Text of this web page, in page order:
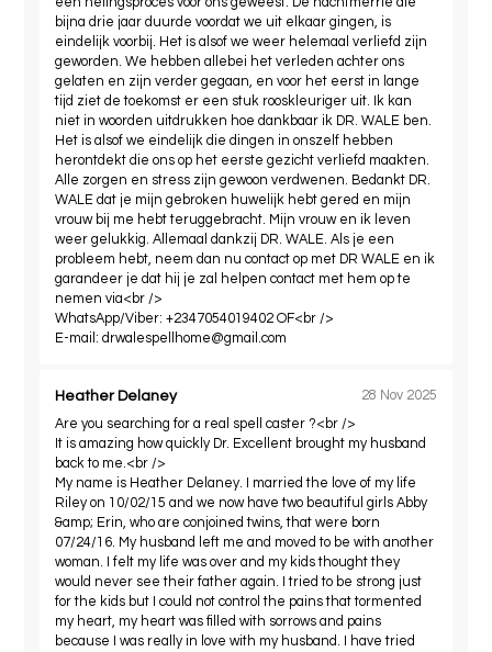
bijna drie jaar duurde voordat we uit elkaar gingen, is
eindelijk voorbij. Het is alsof we weer helemaal verliefd zijn
geworden. We hebben allebei het verleden achter ons
gelaten en zijn verder gegaan, en voor het eerst in lange
tijd ziet de toekomst er een stuk rooskleuriger uit. Ik kan
niet in woorden uitdrukken hoe dankbaar ik DR. WALE ben.
Het is alsof we eindelijk die dingen in onszelf hebben
herontdekt die ons op het eerste gezicht verliefd maakten.
Alle zorgen en stress zijn gewoon verdwenen. Bedankt DR.
WALE dat je mijn gebroken huwelijk hebt gered en mijn
vrouw bij me hebt teruggebracht. Mijn vrouw en ik leven
weer gelukkig. Allemaal dankzij DR. WALE. Als je een
probleem hebt, neem dan nu contact op met DR WALE en ik
garandeer je dat hij je zal helpen contact met hem op te
nemen via<br />
WhatsApp/Viber: +2347054019402 OF<br />
E-mail:drwalespellhome@gmail.com
Heather Delaney
28 Nov 2025
Are you searching for a real spell caster ?<br />
It is amazing how quickly Dr. Excellent brought my husband
back to me.<br />
My name is Heather Delaney. I married the love of my life
Riley on 10/02/15 and we now have two beautiful girls Abby
&amp; Erin, who are conjoined twins, that were born
07/24/16. My husband left me and moved to be with another
woman. I felt my life was over and my kids thought they
would never see their father again. I tried to be strong just
for the kids but I could not control the pains that tormented
my heart, my heart was filled with sorrows and pains
because I was really in love with my husband. I have tried